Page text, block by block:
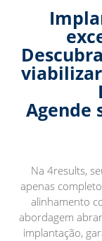
Agende
Na 4results,
apenas
alinhamento
abordagem
implantação,